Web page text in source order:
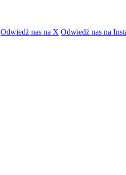
Odwiedź nas na X Odwiedź nas na